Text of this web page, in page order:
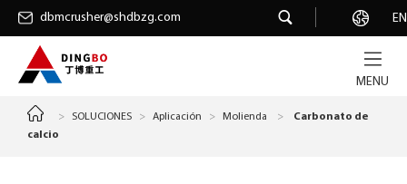
EN
dbmcrusher@shdbzg.com
MENU
dbmcrusher@shdbzg.com Carrera
> SOLUCIONES > Aplicación > Molienda >
Carbonato de
calcio